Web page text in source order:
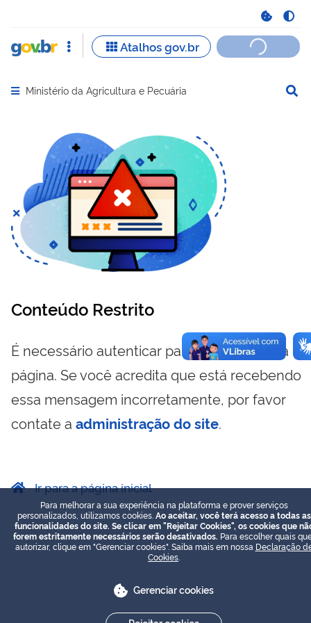
Abrir menu principal de navegação
Ministério da Agricultura e Pecuária
Conteúdo Restrito
É necessário autenticar para visualizar essa
página. Se você acredita que está recebendo
essa mensagem incorretamente, por favor
contate a administração do site.
Ir para a página inicial
Para melhorar a sua experiência na plataforma e prover serviços
personalizados, utilizamos cookies. Ao aceitar, você terá acesso a todas as
funcionalidades do site. Se clicar em "Rejeitar Cookies", os cookies que
forem estritamente necessários serão desativados. Para escolher quais
autorizar, clique em "Gerenciar cookies". Saiba mais em nossa Declaração
Cookies
Gerenciar cookies